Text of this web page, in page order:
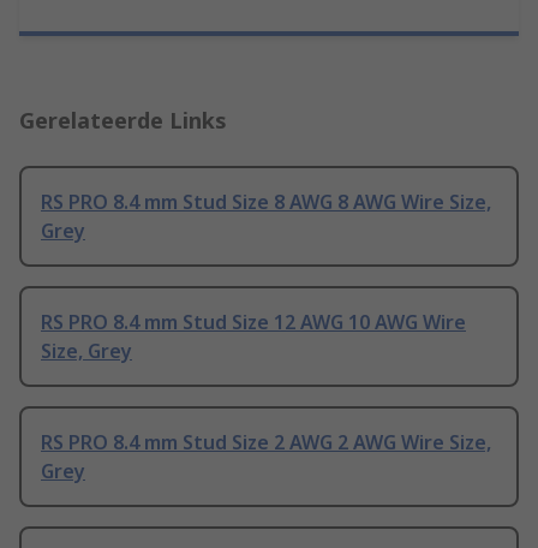
Gerelateerde Links
RS PRO 8.4 mm Stud Size 8 AWG 8 AWG Wire Size,
Grey
RS PRO 8.4 mm Stud Size 12 AWG 10 AWG Wire
Size, Grey
RS PRO 8.4 mm Stud Size 2 AWG 2 AWG Wire Size,
Grey